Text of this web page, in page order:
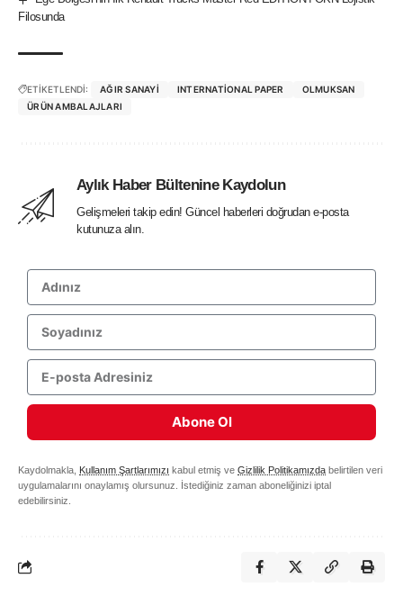
Filosunda
ETİKETLENDİ: AĞIR SANAYI INTERNATIONAL PAPER
OLMUKSAN
ÜRÜN AMBALAJLARI
Aylık Haber Bültenine Kaydolun
Gelişmeleri takip edin! Güncel haberleri doğrudan e-posta
kutunuza alın.
Abone Ol
Kaydolmakla, Kullanım Şartlarımızı kabul etmiş ve Gizlilik Politikamızda belirtilen veri
uygulamalarını onaylamış olursunuz. İstediğiniz zaman aboneliğinizi iptal
edebilirsiniz.